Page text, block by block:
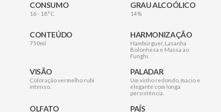
CONSUMO
16 - 18°C
GRAU ALCOÓLICO
14%
CONTEÚDO
750ml
HARMONIZAÇÃO
Hambúrguer, Lasanha
Bolonhesa e Massa ao
Funghi.
VISÃO
Coloração vermelho rubi
intenso.
PALADAR
Um vinho redondo, macio e
elegante com longa
persistência.
OLFATO PAÍS